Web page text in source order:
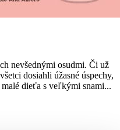
nevšednými osudmi. Či už
dosiahli úžasné úspechy,
dieťa s veľkými snami...